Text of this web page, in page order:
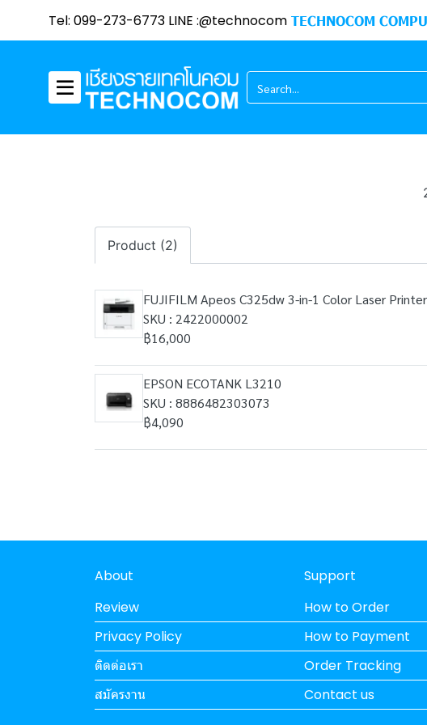
Tel: 099-273-6773 LINE :@technocom TECHNOCOM
Product (2)
FUJIFILM Apeos C325dw 3-in-1 Color Laser
SKU : 2422000002
฿16,000
EPSON ECOTANK L3210
SKU : 8886482303073
฿4,090
About
Review
Privacy Policy
ติดต่อเรา
สมัครงาน
Support
How to Order
How to Payment
Order Tracking
Contact us